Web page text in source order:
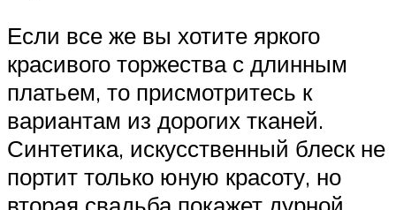
Если все же вы хотите яркого
красивого торжества с длинным
платьем, то присмотритесь к
вариантам из дорогих тканей.
Синтетика, искусственный блеск не
портит только юную красоту, но